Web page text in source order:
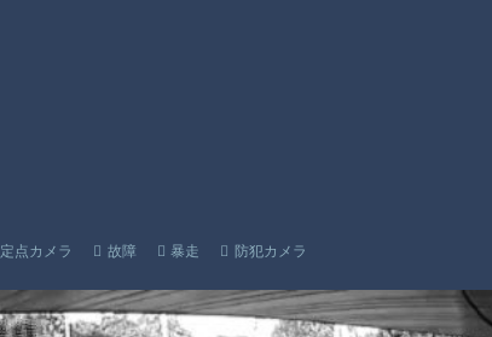
定点カメラ 故障 暴走 防犯カメラ